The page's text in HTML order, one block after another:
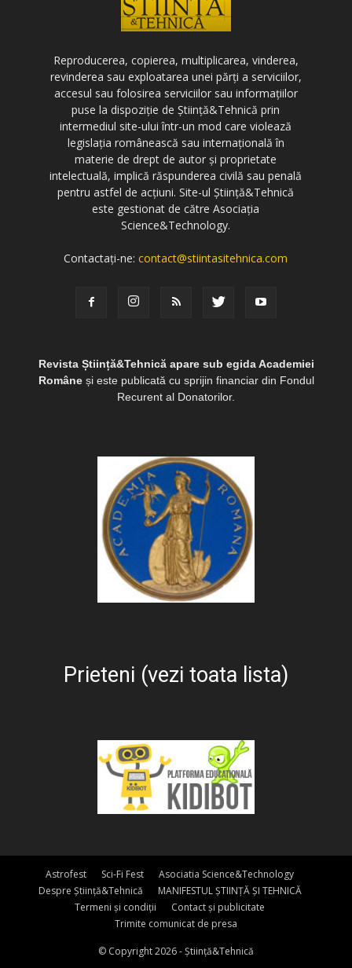
Reproducerea, copierea, multiplicarea, vinderea,
revinderea sau exploatarea unei părți a serviciilor,
accesul sau folosirea serviciilor sau informațiilor
puse la dispoziție de Știință&Tehnică prin
intermediul site-ului într-un mod care violează
legislația românească sau internațională în
materie de drept de autor și proprietate
intelectuală, implică răspunderea civilă sau penală
pentru astfel de acțiuni. Site-ul Știință&Tehnică
este gestionat de către Asociația
Science&Technology.
Contactați-ne:contact@stiintasitehnica.com
Revista Știință&Tehnică apare sub egida Academiei
Româneși este publicată cu sprijin financiar din Fondul
Recurent al Donatorilor.
Prieteni (vezi toata lista)
Astrofest Sci-Fi Fest
Asociatia Science&Technology
Despre Știință&Tehnică
MANIFESTUL ȘTIINȚĂ ȘI TEHNICĂ
Termeni și condiții
Contact și publicitate
Trimite comunicat de presa
© Copyright 2026 - Știință&Tehnică